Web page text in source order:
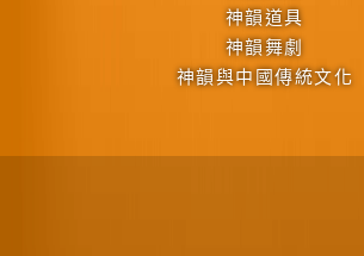
神韻道具
神韻舞劇
神韻與中國傳統文化